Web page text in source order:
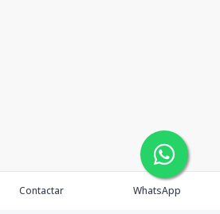
Contactar WhatsApp